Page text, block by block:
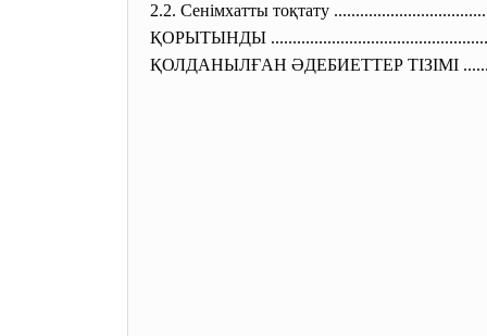
2.2. Сенімхатты тоқтату ..............................
ҚОРЫТЫНДЫ ..............................
ҚОЛДАНЫЛҒАН ӘДЕБИЕТТЕР ТІЗІМІ